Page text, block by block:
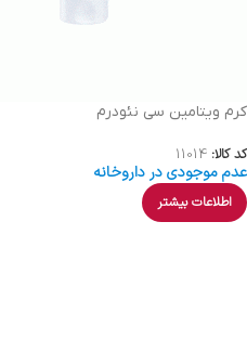
کرم ویتامین سی نئودرم
کد کالا: 11014
عدم موجودی در داروخانه
اطلاعات بیشتر